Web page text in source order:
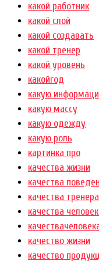
какой работник
какой слой
какой создавать
какой тренер
какой уровень
какойгод
какую
какую массу
какую одежду
какую роль
картинка про
качества жизни
качества
качества тренера
качества
качество жизни
качество